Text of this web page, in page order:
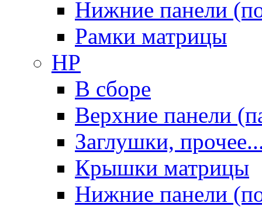
Нижние панели
Рамки матрицы
HP
В сборе
Верхние панели
Заглушки,
Крышки матрицы
Нижние панели